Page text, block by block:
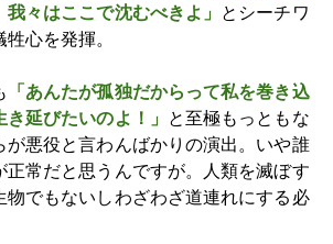
々はここで沈むべきよ」 とシーチワ
心を発揮。
「あんたが孤独だからって私を巻き込
延びたいのよ！」 と至極もっともな
が悪役と言わんばかりの演出。いや誰
正常だと思うんですが。人類を滅ぼす
物でもないしわざわざ道連れにする必